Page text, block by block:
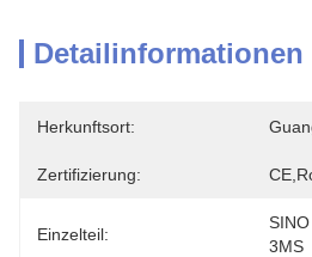
Detailinformationen
Herkunftsort:
Zertifizierung:
Einzelteil:
3MS